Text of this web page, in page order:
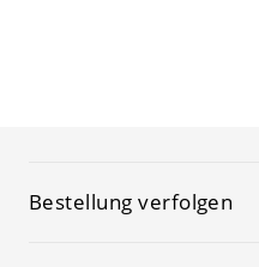
Bestellung verfolgen